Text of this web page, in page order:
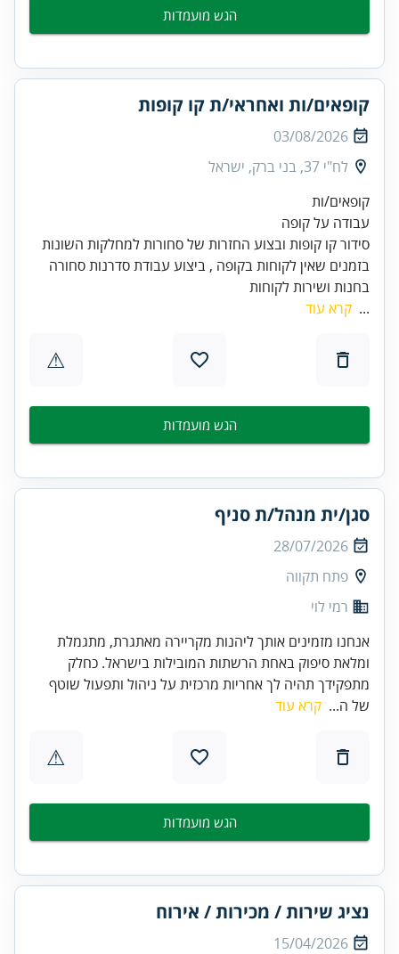
הגש מועמדות
קופאים/ות ואחראי/ת קו קופות
03/08/2026
לח"י 37, בני ברק, ישראל
בזמנים שאין לקוחות בקופה , ביצוע עבודת סדרנות סחורה
בחנות ושירות לקוחות
... קרא עוד
⚠
הגש מועמדות
סגן/ית מנהל/ת סניף
28/07/2026
פתח תקווה
רמי לוי
אנחנו מזמינים אותך ליהנות מקריירה מאתגרת, מתגמלת
ומלאת סיפוק באחת הרשתות המובילות בישראל. כחלק
מתפקידך תהיה לך אחריות מרכזית על ניהול ותפעול שוטף
של ה... קרא עוד
⚠
הגש מועמדות
נציג שירות / מכירות / אירוח
15/04/2026